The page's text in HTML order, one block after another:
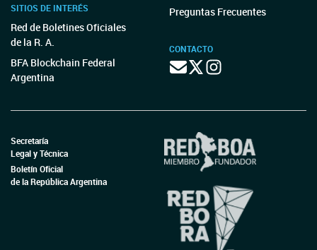
SITIOS DE INTERÉS
Red de Boletines Oficiales
de la R. A.
BFA Blockchain Federal
Argentina
Preguntas Frecuentes
CONTACTO
Secretaría
Legal y Técnica
Boletín Oficial
de la República Argentina